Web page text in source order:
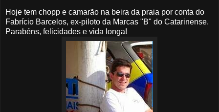
Hoje tem chopp e camarão na beira da praia por conta do
Fabrício Barcelos, ex-piloto da Marcas "B" do Catarinense.
Parabéns, felicidades e vida longa!